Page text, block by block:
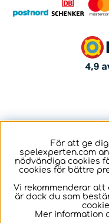
För att ge
spelexperten.com
nödvändiga cookies
cookies för bättre
Vi rekommenderar
är dock du som
Mer information